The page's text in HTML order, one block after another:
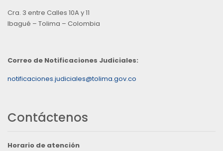
Cra. 3 entre Calles 10A y 11
Ibagué – Tolima – Colombia
Correo de Notificaciones Judiciales:
notificaciones.judiciales@tolima.gov.co
Contáctenos
Horario de atención